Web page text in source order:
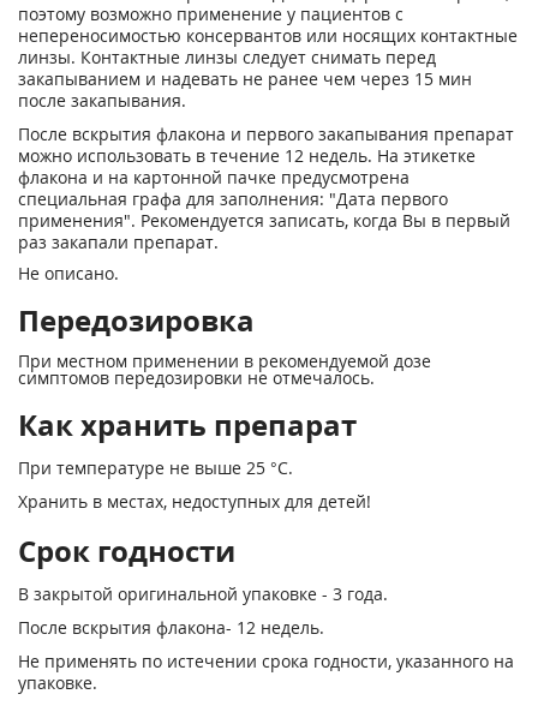
поэтому возможно применение у пациентов с
непереносимостью консервантов или носящих контактные
линзы. Контактные линзы следует снимать перед
закапыванием и надевать не ранее чем через 15 мин
после закапывания.
После вскрытия флакона и первого закапывания препарат
можно использовать в течение 12 недель. На этикетке
флакона и на картонной пачке предусмотрена
специальная графа для заполнения: "Дата первого
применения". Рекомендуется записать, когда Вы в первый
раз закапали препарат.
Не описано.
Передозировка
При местном применении в рекомендуемой дозе
симптомов передозировки не отмечалось.
Как хранить препарат
При температуре не выше 25 °С.
Хранить в местах, недоступных для детей!
Срок годности
В закрытой оригинальной упаковке - 3 года.
После вскрытия флакона- 12 недель.
Не применять по истечении срока годности, указанного на
упаковке.